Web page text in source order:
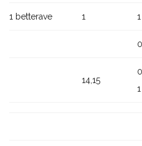
1 betterave 1
14,15